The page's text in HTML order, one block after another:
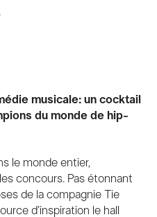
musicale: un cocktail
du monde de hip-
le monde entier,
concours. Pas étonnant
de la compagnie Tie
d’inspiration le hall